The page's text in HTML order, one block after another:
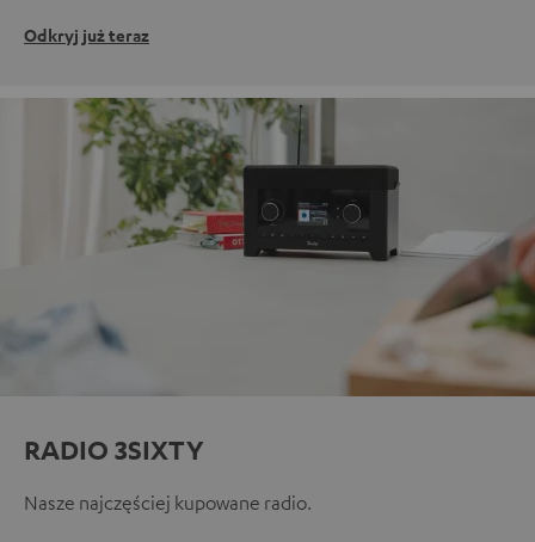
Odkryj już teraz
RADIO 3SIXTY
Nasze najczęściej kupowane radio.